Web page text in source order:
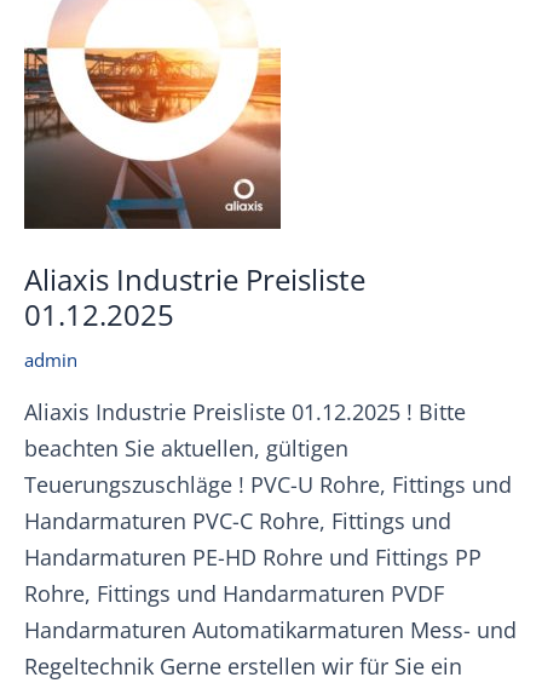
Aliaxis Industrie Preisliste
01.12.2025
admin
Aliaxis Industrie Preisliste 01.12.2025 ! Bitte
beachten Sie aktuellen, gültigen
Teuerungszuschläge ! PVC-U Rohre, Fittings und
Handarmaturen PVC-C Rohre, Fittings und
Handarmaturen PE-HD Rohre und Fittings PP
Rohre, Fittings und Handarmaturen PVDF
Handarmaturen Automatikarmaturen Mess- und
Regeltechnik Gerne erstellen wir für Sie ein